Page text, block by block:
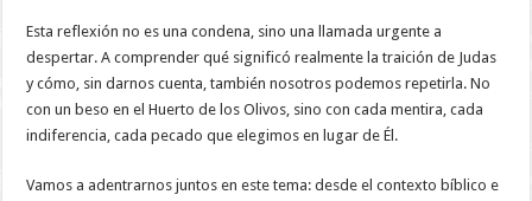
Esta reflexión no es una condena, sino una llamada urgente a
despertar. A comprender qué significó realmente la traición de Judas
y cómo, sin darnos cuenta, también nosotros podemos repetirla. No
con un beso en el Huerto de los Olivos, sino con cada mentira, cada
indiferencia, cada pecado que elegimos en lugar de Él.
Vamos a adentrarnos juntos en este tema: desde el contexto bíblico e